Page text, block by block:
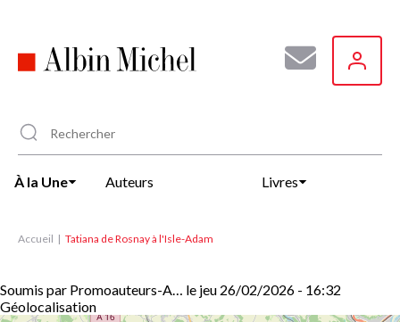
principal
À la Une Auteurs Livres
Accueil Tatiana de Rosnay à l'Isle-Adam
Soumis par Promoauteurs-A… le jeu 26/02/2026 - 16:32
Géolocalisation